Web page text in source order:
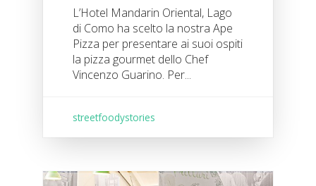
L’Hotel Mandarin Oriental, Lago
di Como ha scelto la nostra Ape
Pizza per presentare ai suoi ospiti
la pizza gourmet dello Chef
Vincenzo Guarino. Per...
streetfoodystories